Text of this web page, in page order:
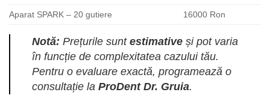
Aparat SPARK – 20 gutiere 16000 Ron
Notă: Prețurile sunt estimative și pot varia
în funcție de complexitatea cazului tău.
Pentru o evaluare exactă, programează o
consultație la ProDent Dr. Gruia.